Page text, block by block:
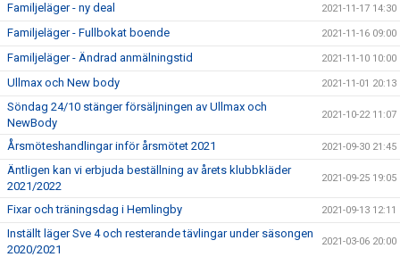
Familjeläger - ny deal 2021-11-17 14:30
Familjeläger - Fullbokat boende 2021-11-16 09:00
Familjeläger - Ändrad anmälningstid 2021-11-10 10:00
Ullmax och New body 2021-11-01 20:13
Söndag 24/10 stänger försäljningen av Ullmax och
NewBody
2021-10-22 11:07
Årsmöteshandlingar inför årsmötet 2021 2021-09-30 21:45
Äntligen kan vi erbjuda beställning av årets klubbkläder
2021/2022
2021-09-25 19:05
Fixar och träningsdag i Hemlingby 2021-09-13 12:11
Inställt läger Sve 4 och resterande tävlingar under säsongen
2020/2021
2021-03-06 20:00